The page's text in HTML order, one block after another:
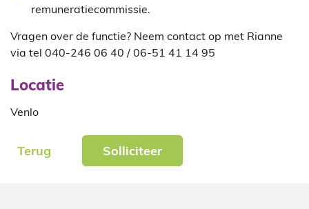
remuneratiecommissie.
Vragen over de functie? Neem contact op met Rianne
via tel 040-246 06 40 / 06-51 41 14 95
Locatie
Venlo
Terug Solliciteer